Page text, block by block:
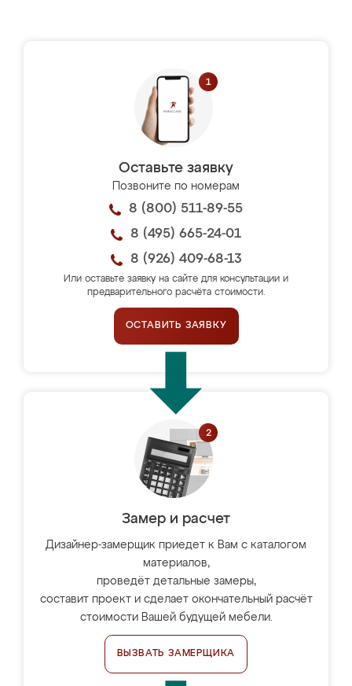
Оставьте заявку
Позвоните по номерам
8 (800) 511-89-55
8 (495) 665-24-01
8 (926) 409-68-13
Или оставьте заявку на сайте для консультации и
предварительного расчёта стоимости.
ОСТАВИТЬ ЗАЯВКУ
Замер и расчет
Дизайнер-замерщик приедет к Вам с каталогом
материалов,
проведёт детальные замеры,
составит проект и сделает окончательный расчёт
стоимости Вашей будущей мебели.
ВЫЗВАТЬ ЗАМЕРЩИКА